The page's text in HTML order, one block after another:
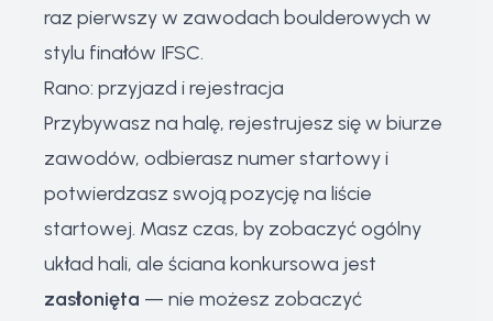
raz pierwszy w zawodach boulderowych w
stylu finałów IFSC.
Rano: przyjazd i rejestracja
Przybywasz na halę, rejestrujesz się w biurze
zawodów, odbierasz numer startowy i
potwierdzasz swoją pozycję na liście
startowej. Masz czas, by zobaczyć ogólny
układ hali, ale ściana konkursowa jest
zasłonięta — nie możesz zobaczyć